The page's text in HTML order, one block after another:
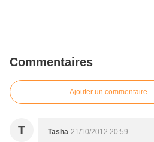
Commentaires
Ajouter un commentaire
T Tasha 21/10/2012 20:59